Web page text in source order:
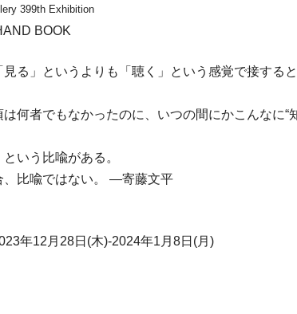
399th Exhibition
BOOK
見る」というよりも「聴く」という感覚で接する
何者でもなかったのに、いつの間にかこんなに
という比喩がある。
、比喩ではない。 ―寄藤文平
年12月28日(木)-2024年1月8日(月)